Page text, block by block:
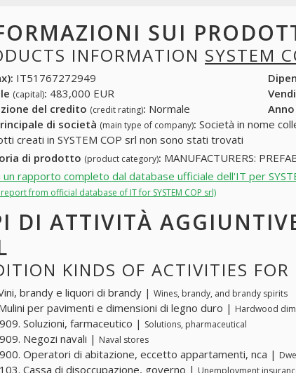
SUI
INFORMATION SYSTEM
IT51767272949
(capital): 483,000 EUR
del credito (credit rating): Normale
di società (main type of company): Società in nome
creati in SYSTEM COP srl non sono stati trovati
di prodotto (product category): MANUFACTURERS:
rapporto completo dal database ufficiale dell'IT per
from official database of IT for SYSTEM COP srl)
DI ATTIVITÀ
KINDS OF ACTIVITIES FOR
brandy e liquori di brandy | Wines, brandy, and brandy spirits
per pavimenti e dimensioni di legno duro | Hardwood
Soluzioni, farmaceutico | Solutions, pharmaceutical
Negozi navali | Naval stores
Operatori di abitazione, eccetto appartamenti, nca |
Cassa di disoccupazione, governo |